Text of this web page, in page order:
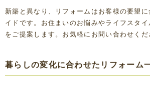
新築と異なり、リフォームはお客様の要望に
イドです。お住まいのお悩みやライフスタ
をご提案します。お気軽にお問い合わせくだ
暮らしの変化に合わせたリフォーム